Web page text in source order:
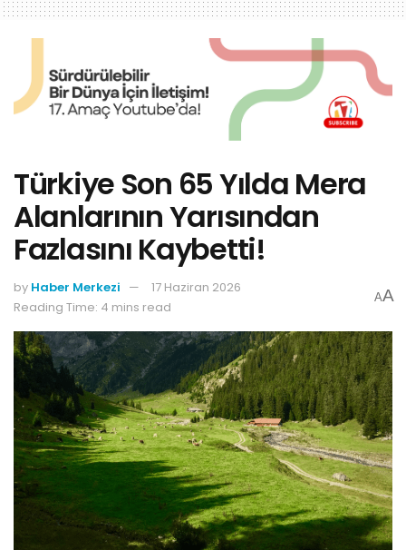
Türkiye Son 65 Yılda Mera
Alanlarının Yarısından
Fazlasını Kaybetti!
by Haber Merkezi
17 Haziran 2026
Reading Time: 4 mins read
AA